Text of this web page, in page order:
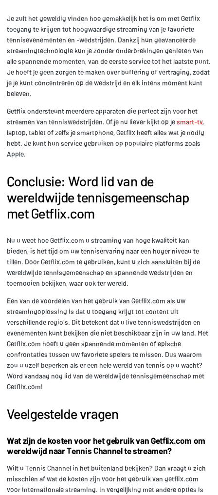
Je zult het geweldig vinden hoe gemakkelijk het is om met Getflix
toegang te krijgen tot hoogwaardige streaming van je favoriete
tennisevenementen en -wedstrijden. Dankzij hun geavanceerde
streamingtechnologie kun je zonder onderbrekingen genieten van
alle spannende momenten, van de eerste service tot het laatste punt.
Je hoeft je geen zorgen te maken over buffering of vertraging, zodat
je je kunt concentreren op de wedstrijd en elk intens moment kunt
beleven.
Getflix ondersteunt meerdere apparaten die perfect zijn voor het
streamen van tenniswedstrijden. Of je nu liever kijkt op jesmart-tv,
laptop, tablet of zelfs je smartphone, Getflix heeft alles wat je nodig
hebt. Je kunt hun service gebruiken op populaire platforms zoals
Apple.
Conclusie: Word lid van de
wereldwijde tennisgemeenschap
met Getflix.com
Nu u weet hoe Getflix.com u streaming van hoge kwaliteit kan
bieden, is het tijd om uw tenniservaring naar een hoger niveau te
tillen. Door Getflix.com te gebruiken, kunt u zich aansluiten bij de
wereldwijde tennisgemeenschap en spannende wedstrijden en
toernooien bekijken, waar ook ter wereld.
Een van de voordelen van het gebruik van Getflix.com als uw
streamingoplossing is dat u toegang krijgt tot content uit
verschillende regio's. Dit betekent dat u live tenniswedstrijden en
evenementen kunt bekijken die niet beschikbaar zijn in uw land. Met
Getflix.com hoeft u geen spannende momenten of epische
confrontaties tussen uw favoriete spelers te missen. Dus waarom
zou u uzelf beperken als er een hele wereld van tennis op u wacht?
Word vandaag nog lid van de wereldwijde tennisgemeenschap met
Getflix.com!
Veelgestelde vragen
Wat zijn de kosten voor het gebruik van Getflix.com om
wereldwijd naar Tennis Channel te streamen?
Wilt u Tennis Channel in het buitenland bekijken? Dan vraagt u zich
misschien af wat de kosten zijn voor het gebruik van getflix.com
voor internationale streaming. In vergelijking met andere opties is